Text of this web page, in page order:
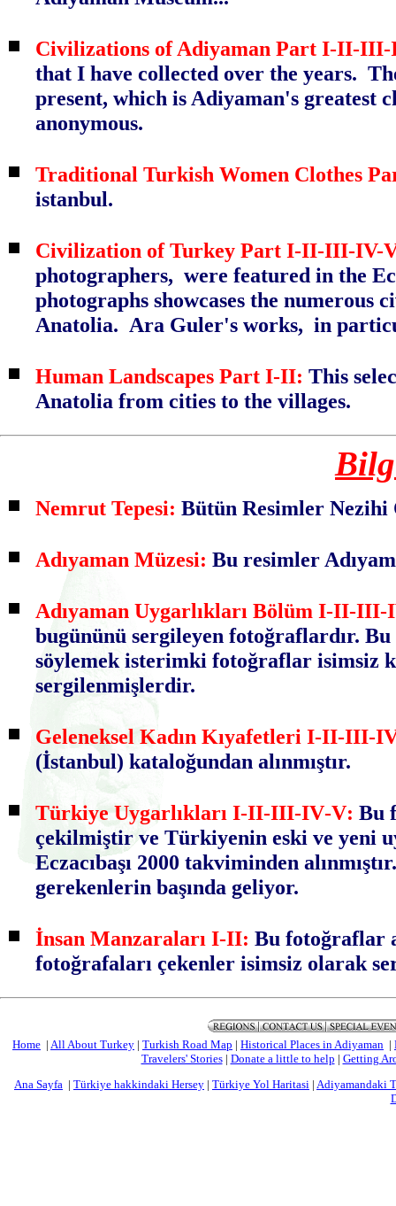
Civilizations of Adiyaman Part I-II-
that I have collected over the years.
present, which is Adiyaman's
anonymous.
Traditional Turkish Women Clothes
istanbul.
Civilization of Turkey Part I-II-III-IV-
photographers, were featured in the
photographs showcases the
Anatolia. Ara Guler's works, in
Human Landscapes Part I-II: This
Anatolia from cities to the villages.
Nemrut Tepesi: Bütün Resimler Nezihi
Adıyaman Müzesi: Bu resimler
Adıyaman Uygarlıkları Bölüm I-II-
bugününü sergileyen fotoğraflardır. Bu
söylemek isterimki fotoğraflar isimsiz
sergilenmişlerdir.
Geleneksel Kadın Kıyafetleri I-II-III-
(İstanbul) kataloğundan alınmıştır.
Türkiye Uygarlıkları I-II-III-IV-V: Bu
çekilmiştir ve Türkiyenin eski ve yeni
Eczacıbaşı 2000 takviminden
gerekenlerin başında geliyor.
İnsan Manzaraları I-II: Bu fotoğraflar
fotoğrafaları çekenler isimsiz olarak
Home | All About Turkey | Turkish Road Map | Historical Places in Adiyaman |
Travelers' Stories| Donate a little to help | Getting
Ana Sayfa | Türkiye hakkindaki Hersey | Türkiye Yol Haritasi | Adiyamandaki